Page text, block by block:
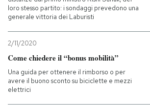
loro stesso partito: i sondaggi prevedono una
generale vittoria dei Laburisti
2/11/2020
Come chiedere il “bonus mobilità”
Una guida per ottenere il rimborso o per
avere il buono sconto su biciclette e mezzi
elettrici